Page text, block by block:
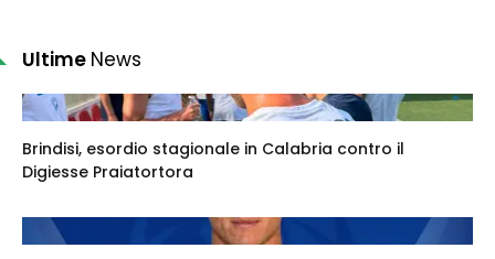
Ultime News
Brindisi, esordio stagionale in Calabria contro il
Digiesse Praiatortora